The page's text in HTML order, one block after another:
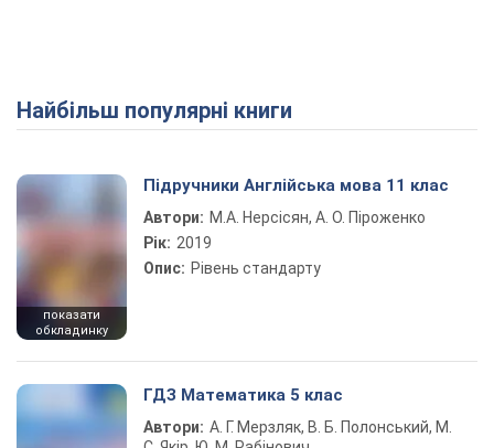
Play Video
Найбільш популярні книги
показати
обкладинку
Підручники Англійська мова 11 клас
Автори: М.А. Нерсісян, А. О. Піроженко
Рік: 2019
Опис: Рівень стандарту
ГДЗ Математика 5 клас
Автори: А. Г. Мерзляк, В. Б. Полонський, М.